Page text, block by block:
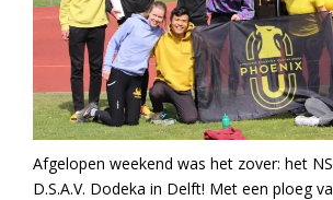
Afgelopen weekend was het zover: het
D.S.A.V. Dodeka in Delft! Met een ploeg